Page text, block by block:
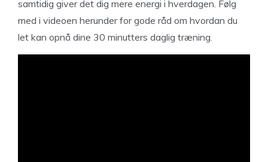
samtidig giver det dig mere energi i hverdagen. Følg
med i videoen herunder for gode råd om hvordan du
let kan opnå dine 30 minutters daglig træning.